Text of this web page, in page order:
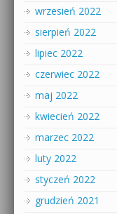
wrzesień 2022
sierpień 2022
lipiec 2022
czerwiec 2022
maj 2022
kwiecień 2022
marzec 2022
luty 2022
styczeń 2022
grudzień 2021